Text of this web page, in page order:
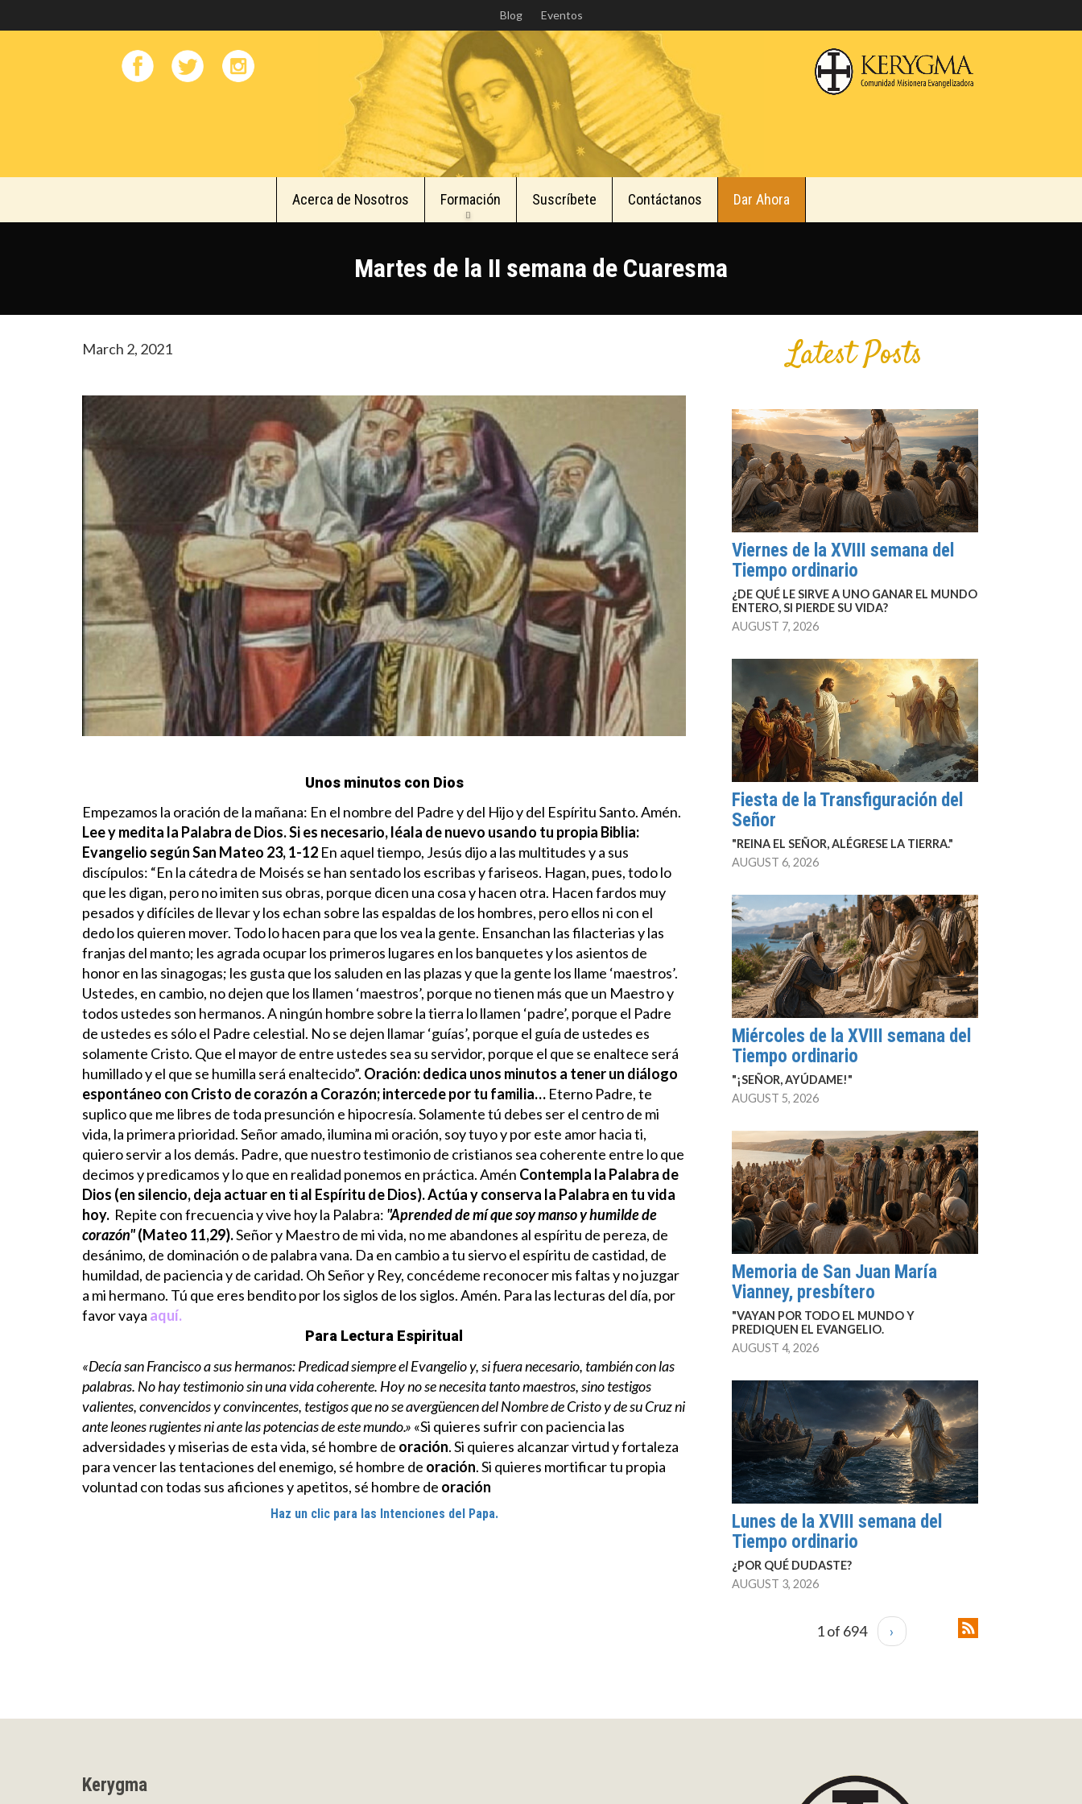
Skip
to
main
content
Blog Eventos
Acerca de Nosotros Formación Suscríbete Contáctanos Dar Ahora
Martes de la II semana de Cuaresma
March 2, 2021
Unos minutos con Dios
Empezamos la oración de la mañana: En el nombre del Padre y del Hijo y del Espíritu Santo. Amén.
Lee y medita la Palabra de Dios. Si es necesario, léala de nuevo usando tu propia Biblia:
Evangelio según San Mateo 23, 1-12 En aquel tiempo, Jesús dijo a las multitudes y a sus
discípulos: “En la cátedra de Moisés se han sentado los escribas y fariseos. Hagan, pues, todo lo
que les digan, pero no imiten sus obras, porque dicen una cosa y hacen otra. Hacen fardos muy
pesados y difíciles de llevar y los echan sobre las espaldas de los hombres, pero ellos ni con el
dedo los quieren mover. Todo lo hacen para que los vea la gente. Ensanchan las filacterias y las
franjas del manto; les agrada ocupar los primeros lugares en los banquetes y los asientos de
honor en las sinagogas; les gusta que los saluden en las plazas y que la gente los llame ‘maestros’.
Ustedes, en cambio, no dejen que los llamen ‘maestros’, porque no tienen más que un Maestro y
todos ustedes son hermanos. A ningún hombre sobre la tierra lo llamen ‘padre’, porque el Padre
de ustedes es sólo el Padre celestial. No se dejen llamar ‘guías’, porque el guía de ustedes es
solamente Cristo. Que el mayor de entre ustedes sea su servidor, porque el que se enaltece será
humillado y el que se humilla será enaltecido”. Oración: dedica unos minutos a tener un diálogo
espontáneo con Cristo de corazón a Corazón; intercede por tu familia… Eterno Padre, te
suplico que me libres de toda presunción e hipocresía. Solamente tú debes ser el centro de mi
vida, la primera prioridad. Señor amado, ilumina mi oración, soy tuyo y por este amor hacia ti,
quiero servir a los demás. Padre, que nuestro testimonio de cristianos sea coherente entre lo que
decimos y predicamos y lo que en realidad ponemos en práctica. Amén Contempla la Palabra de
Dios (en silencio, deja actuar en ti al Espíritu de Dios). Actúa y conserva la Palabra en tu vida
hoy. Repite con frecuencia y vive hoy la Palabra: "Aprended de mí que soy manso y humilde de
corazón"(Mateo 11,29).Señor y Maestro de mi vida, no me abandones al espíritu de pereza, de
desánimo, de dominación o de palabra vana. Da en cambio a tu siervo el espíritu de castidad, de
humildad, de paciencia y de caridad. Oh Señor y Rey, concédeme reconocer mis faltas y no juzgar
a mi hermano. Tú que eres bendito por los siglos de los siglos. Amén. Para las lecturas del día, por
favor vaya aquí.
Para Lectura Espiritual
«Decía san Francisco a sus hermanos: Predicad siempre el Evangelio y, si fuera necesario, también con las
palabras. No hay testimonio sin una vida coherente. Hoy no se necesita tanto maestros, sino testigos
valientes, convencidos y convincentes, testigos que no se avergüencen del Nombre de Cristo y de su Cruz ni
ante leones rugientes ni ante las potencias de este mundo.» «Si quieres sufrir con paciencia las
adversidades y miserias de esta vida, sé hombre de oración. Si quieres alcanzar virtud y fortaleza
para vencer las tentaciones del enemigo, sé hombre de oración. Si quieres mortificar tu propia
voluntad con todas sus aficiones y apetitos, sé hombre de oración
Haz un clic para las Intenciones del Papa.
Latest Posts
Viernes de la XVIII semana del
Tiempo ordinario
¿DE QUÉ LE SIRVE A UNO GANAR EL MUNDO
ENTERO, SI PIERDE SU VIDA?
AUGUST 7, 2026
Fiesta de la Transfiguración del
Señor
"REINA EL SEÑOR, ALÉGRESE LA TIERRA."
AUGUST 6, 2026
Miércoles de la XVIII semana del
Tiempo ordinario
"¡SEÑOR, AYÚDAME!"
AUGUST 5, 2026
Memoria de San Juan María
Vianney, presbítero
"VAYAN POR TODO EL MUNDO Y
PREDIQUEN EL EVANGELIO.
AUGUST 4, 2026
Lunes de la XVIII semana del
Tiempo ordinario
¿POR QUÉ DUDASTE?
AUGUST 3, 2026
1 of 694 ›
Kerygma